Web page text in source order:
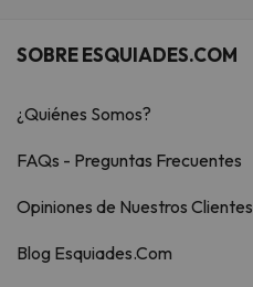
SOBRE ESQUIADES.COM
¿Quiénes Somos?
FAQs - Preguntas Frecuentes
Opiniones de Nuestros Clientes
Blog Esquiades.Com